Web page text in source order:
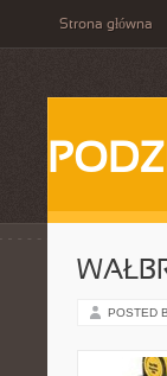
Strona główna
POSTED